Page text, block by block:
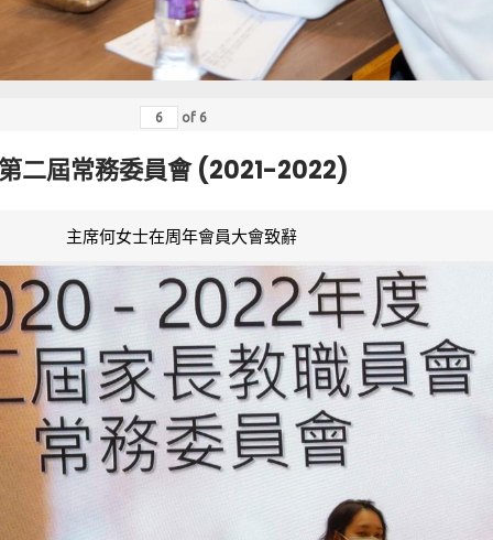
of 6
二屆常務委員會 (2021-2022)
主席何女士在周年會員大會致辭